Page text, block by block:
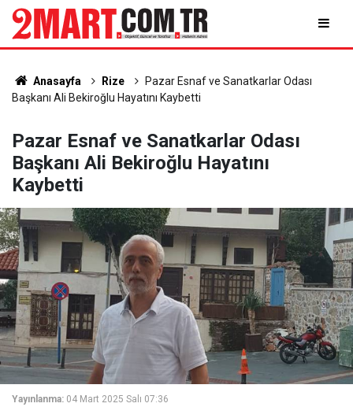
Anasayfa Rize
Pazar Esnaf ve Sanatkarlar Odası
Başkanı Ali Bekiroğlu Hayatını Kaybetti
Pazar Esnaf ve Sanatkarlar Odası
Başkanı Ali Bekiroğlu Hayatını
Kaybetti
Yayınlanma: 04 Mart 2025 Salı 07:36